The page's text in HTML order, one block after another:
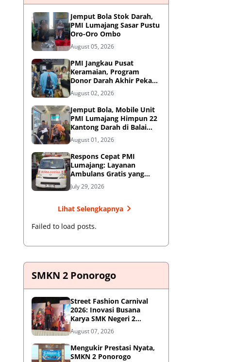
Jemput Bola Stok Darah,
PMI Lumajang Sasar Pustu
Oro-Oro Ombo
August 05, 2026
PMI Jangkau Pusat
Keramaian, Program
Donor Darah Akhir Pekan
di GM Plaza Lumajang
Disambut Antusias
August 02, 2026
Jemput Bola, Mobile Unit
PMI Lumajang Himpun 22
Kantong Darah di Balai
Desa Jatirejo Kunir
August 01, 2026
Respons Cepat PMI
Lumajang: Layanan
Ambulans Gratis yang
Wajib Diketahui Warga
July 29, 2026
Lihat Selengkapnya
Failed to load posts.
SMKN 2 Ponorogo
Street Fashion Carnival
2026: Inovasi Busana
Karya SMK Negeri 2
Ponorogo
August 07, 2026
Mengukir Prestasi Nyata,
SMKN 2 Ponorogo